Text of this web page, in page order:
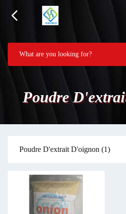
Poudre
Poudre D'extrait D'oignon (1)